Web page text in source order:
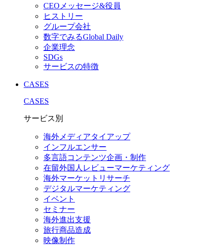
CEOメッセージ&役員
ヒストリー
グループ会社
数字でみるGlobal Daily
企業理念
SDGs
サービスの特徴
CASES
CASES
サービス別
海外メディアタイアップ
インフルエンサー
多言語コンテンツ企画・制作
在留外国⼈レビューマーケティング
海外マーケットリサーチ
デジタルマーケティング
イベント
セミナー
海外進出支援
旅行商品造成
映像制作